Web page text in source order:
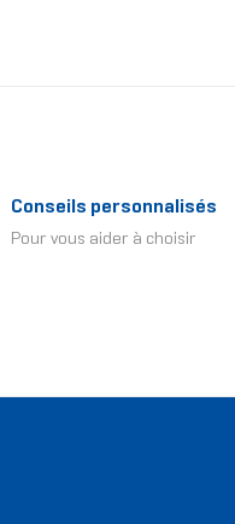
Conseils personnalisés
Pour vous aider à choisir